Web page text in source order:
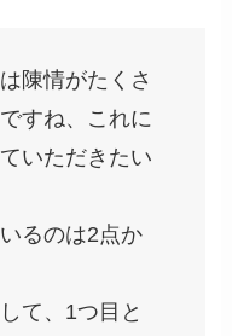
陳情がたくさ
すね、これに
いただきたい
るのは2点か
て、1つ目と